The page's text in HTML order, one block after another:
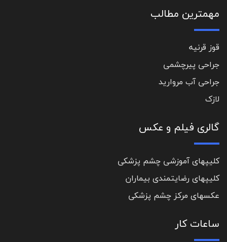
مهمترین مطالب
قوز قرنیه
جراحی پیرچشمی
جراحی آب مروارید
لازک
گالری فیلم و عکس
کلیپهای آموزشی چشم پزشکی
کلیپهای رضایتمندی بیماران
عکسهای مرکز چشم پزشکی
ساعات کار